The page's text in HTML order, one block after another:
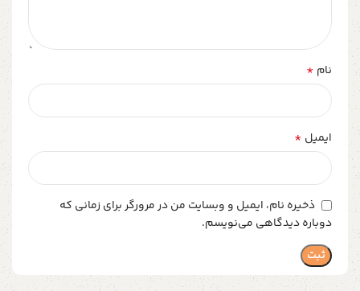
نام *
ایمیل *
ذخیره نام، ایمیل و وبسایت من در مرورگر برای زمانی که
دوباره دیدگاهی می‌نویسم.